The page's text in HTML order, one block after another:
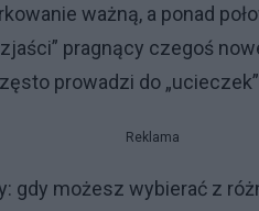
ważną, a ponad
pragnący czegoś
prowadzi do
Reklama
możesz wybierać z